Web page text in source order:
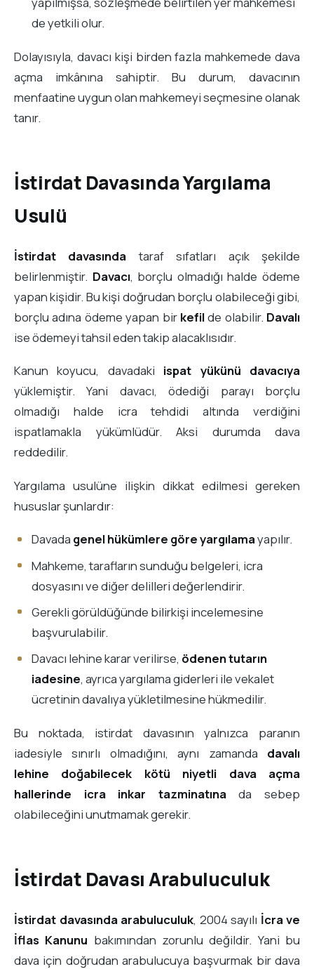
de yetkili olur.
Dolayısıyla, davacı kişi birden fazla mahkemede dava
açma imkânına sahiptir. Bu durum, davacının
menfaatine uygun olan mahkemeyi seçmesine olanak
tanır.
İstirdat Davasında Yargılama
Usulü
İstirdat davasında taraf sıfatları açık şekilde
belirlenmiştir. Davacı, borçlu olmadığı halde ödeme
yapan kişidir. Bu kişi doğrudan borçlu olabileceği gibi,
borçlu adına ödeme yapan bir kefilde olabilir. Davalı
ise ödemeyi tahsil eden takip alacaklısıdır.
Kanun koyucu, davadaki ispat yükünü davacıya
yüklemiştir. Yani davacı, ödediği parayı borçlu
olmadığı halde icra tehdidi altında verdiğini
ispatlamakla yükümlüdür. Aksi durumda dava
reddedilir.
Yargılama usulüne ilişkin dikkat edilmesi gereken
hususlar şunlardır:
Davada genel hükümlere göre yargılamayapılır.
Mahkeme, tarafların sunduğu belgeleri, icra
dosyasını ve diğer delilleri değerlendirir.
Gerekli görüldüğünde bilirkişi incelemesine
başvurulabilir.
Davacı lehine karar verilirse, ödenen tutarın
iadesine, ayrıca yargılama giderleri ile vekalet
ücretinin davalıya yükletilmesine hükmedilir.
Bu noktada, istirdat davasının yalnızca paranın
iadesiyle sınırlı olmadığını, aynı zamanda davalı
lehine doğabilecek kötü niyetli dava açma
hallerinde icra inkar tazminatınada sebep
olabileceğini unutmamak gerekir.
İstirdat Davası Arabuluculuk
İstirdat davasında arabuluculuk, 2004 sayılı İcra ve
İflas Kanunu bakımından zorunlu değildir. Yani bu
dava için doğrudan arabulucuya başvurmak bir dava